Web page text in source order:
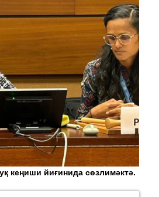
кеңиши йиғинида сөзлимәктә.